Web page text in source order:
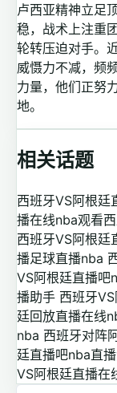
卢西亚精神立足
稳，战术上注重
轮转压迫对手。
威慑力不减，频
力量，他们正努
地。
相关话题
西班牙VS阿根廷
播在线nba观看
西班牙VS阿根廷
播足球直播nba
VS阿根廷直播吧
播助手 西班牙
廷回放直播在线
nba 西班牙对阵
廷直播吧nba直
VS阿根廷直播在